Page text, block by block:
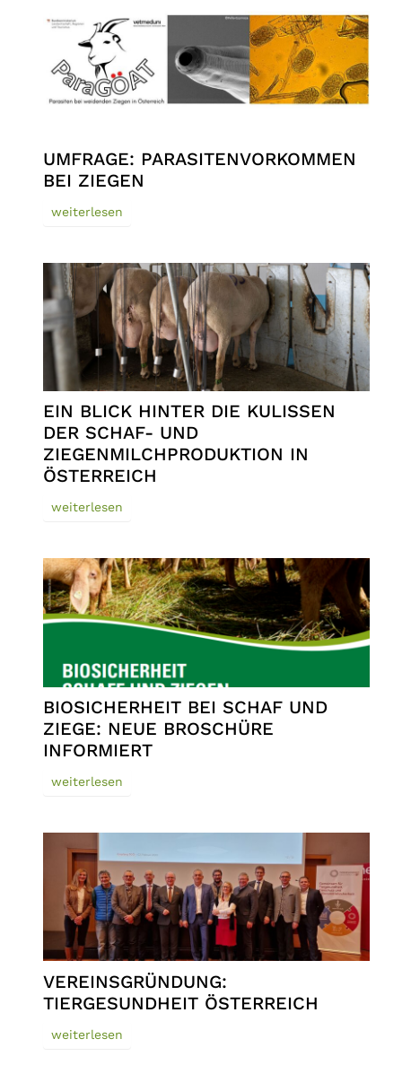
UMFRAGE: PARASITENVORKOMMEN
BEI ZIEGEN
weiterlesen
EIN BLICK HINTER DIE KULISSEN
DER SCHAF- UND
ZIEGENMILCHPRODUKTION IN
ÖSTERREICH
weiterlesen
BIOSICHERHEIT BEI SCHAF UND
ZIEGE: NEUE BROSCHÜRE
INFORMIERT
weiterlesen
VEREINSGRÜNDUNG:
TIERGESUNDHEIT ÖSTERREICH
weiterlesen